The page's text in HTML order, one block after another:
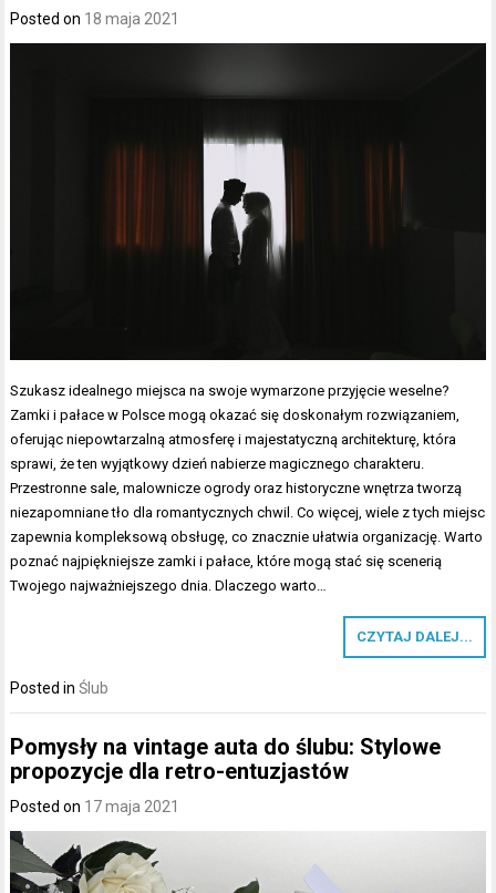
Posted on 18 maja 2021
Szukasz idealnego miejsca na swoje wymarzone przyjęcie weselne?
Zamki i pałace w Polsce mogą okazać się doskonałym rozwiązaniem,
oferując niepowtarzalną atmosferę i majestatyczną architekturę, która
sprawi, że ten wyjątkowy dzień nabierze magicznego charakteru.
Przestronne sale, malownicze ogrody oraz historyczne wnętrza tworzą
niezapomniane tło dla romantycznych chwil. Co więcej, wiele z tych miejsc
zapewnia kompleksową obsługę, co znacznie ułatwia organizację. Warto
poznać najpiękniejsze zamki i pałace, które mogą stać się scenerią
Twojego najważniejszego dnia. Dlaczego warto…
CZYTAJ DALEJ...
Posted inŚlub
Pomysły na vintage auta do ślubu: Stylowe
propozycje dla retro-entuzjastów
Posted on 17 maja 2021